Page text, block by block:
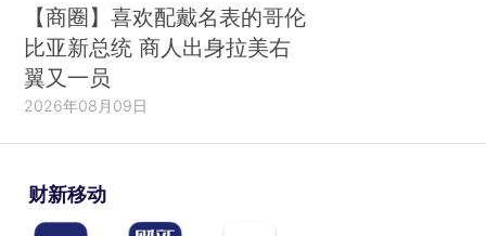
【商圈】喜欢配戴名表的哥伦
比亚新总统 商人出身拉美右
翼又一员
2026年08月09日
财新移动